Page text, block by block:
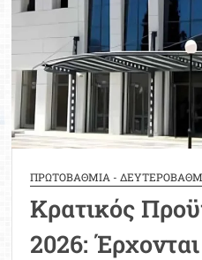
ΠΡΩΤΟΒΑΘΜΙΑ -
Κρατικός
2026: